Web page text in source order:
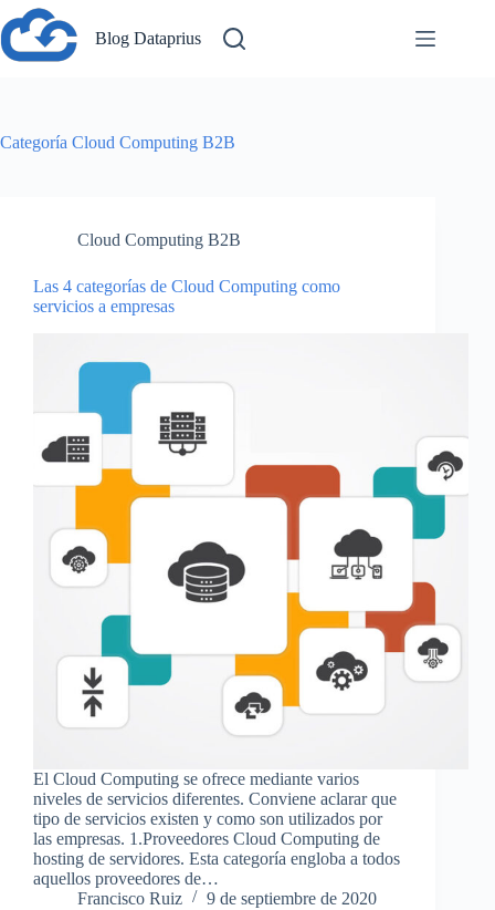
Saltar
al
contenido
Blog Dataprius
Categoría Cloud Computing B2B
Cloud Computing B2B
Las 4 categorías de Cloud Computing como
servicios a empresas
El Cloud Computing se ofrece mediante varios
niveles de servicios diferentes. Conviene aclarar que
tipo de servicios existen y como son utilizados por
las empresas. 1.Proveedores Cloud Computing de
hosting de servidores. Esta categoría engloba a todos
aquellos proveedores de…
Francisco Ruiz
9 de septiembre de 2020